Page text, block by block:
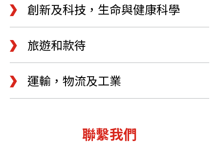
創新及科技，生命與健康科學
旅遊和款待
運輸，物流及工業
聯繫我們